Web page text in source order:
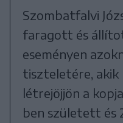
Szombatfalvi
faragott és
eseményen
tiszteletére, akik
létrejöjjön a
ben született és